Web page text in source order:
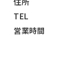
TEL
営業時間